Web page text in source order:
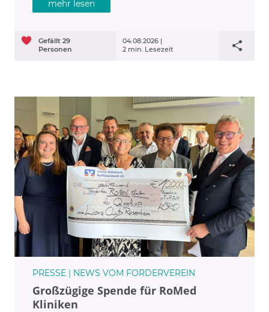
mit hervorragenden Noten.
mehr lesen
04.08.2026 |
2 min. Lesezeit
Gefällt 29
Personen
PRESSE | NEWS VOM FÖRDERVEREIN
Großzügige Spende für RoMed
Kliniken